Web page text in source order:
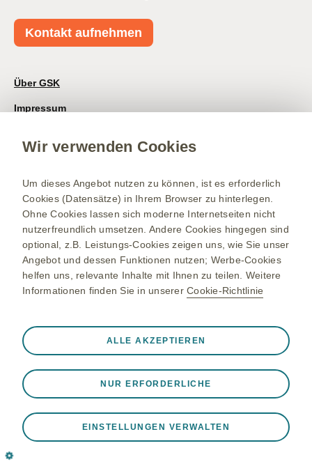
Kontakt aufnehmen
Über GSK
Impressum
Kontakt/Nebenwirkung melden
Newsletter
Bestellservice
Therapiegebiete
Meningokokken-Erkrankungen
RSV-Erkrankung
Onkologie
Die Inhalte richten sich an Personen in Deutschland.
©2026 GlaxoSmithKline GmbH & Co. KG. Alle Rechte
vorbehalten.
Wir verwenden Cookies
Um dieses Angebot nutzen zu können, ist es erforderlich
Cookies (Datensätze) in Ihrem Browser zu hinterlegen.
Ohne Cookies lassen sich moderne Internetseiten nicht
nutzerfreundlich umsetzen. Andere Cookies hingegen sind
optional, z.B. Leistungs-Cookies zeigen uns, wie Sie unser
Angebot und dessen Funktionen nutzen; Werbe-Cookies
helfen uns, relevante Inhalte mit Ihnen zu teilen. Weitere
Informationen finden Sie in unserer Cookie-Richtlinie
Nur unbedingt erforderliche Cookies
❮
funktioniert, z. B. um Sitzungsdaten während eines
Website-Besuchs zu speichern, Cookie- und Tag-
zu gewährleisten. Darüber hinaus werden einige Cookies
als Reaktion auf von Ihnen vorgenommene Aktionen
NUR ERFORDERLICHE
EINSTELLUNGEN VERWALTEN
ALLE AKZEPTIEREN